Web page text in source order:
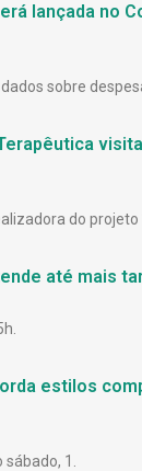
lançada no
sobre
do projeto
até mais
estilos
1.